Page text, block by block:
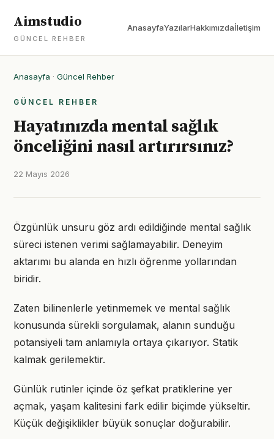
Aimstudio
GÜNCEL REHBER
AnasayfaYazılarHakkımızdaİletişim
Anasayfa · Güncel Rehber
GÜNCEL REHBER
Hayatınızda mental sağlık
önceliğini nasıl artırırsınız?
22 Mayıs 2026
Özgünlük unsuru göz ardı edildiğinde mental sağlık
süreci istenen verimi sağlamayabilir. Deneyim
aktarımı bu alanda en hızlı öğrenme yollarından
biridir.
Zaten bilinenlerle yetinmemek ve mental sağlık
konusunda sürekli sorgulamak, alanın sunduğu
potansiyeli tam anlamıyla ortaya çıkarıyor. Statik
kalmak gerilemektir.
Günlük rutinler içinde öz şefkat pratiklerine yer
açmak, yaşam kalitesini fark edilir biçimde yükseltir.
Küçük değişiklikler büyük sonuçlar doğurabilir.